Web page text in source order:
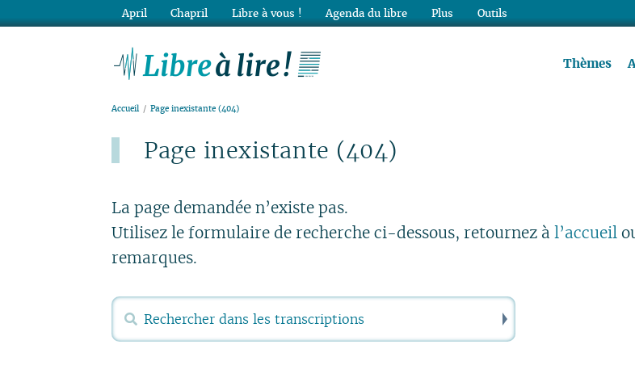
Thèmes
Accueil Page inexistante (404)
Page inexistante (404)
La page demandée n’existe pas.
Utilisez le formulaire de recherche ci-dessous, retournez à l’accueil
remarques.
Rechercher :
April Chapril Libre à vous ! Agenda du libre Plus Outils